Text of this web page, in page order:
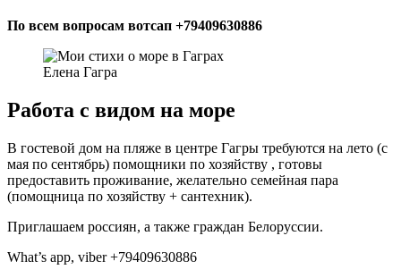
По всем вопросам вотсап +79409630886
Елена Гагра
Работа с видом на море
В гостевой дом на пляже в центре Гагры требуются на лето (с
мая по сентябрь) помощники по хозяйству , готовы
предоставить проживание, желательно семейная пара
(помощница по хозяйству + сантехник).
Приглашаем россиян, а также граждан Белоруссии.
What’s app, viber +79409630886